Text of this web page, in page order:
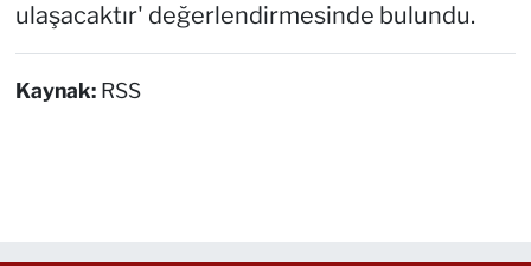
ulaşacaktır' değerlendirmesinde bulundu.
Kaynak: RSS